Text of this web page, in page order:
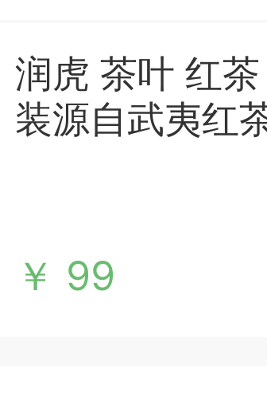
润虎 茶叶 红
装源自武夷红
￥ 99